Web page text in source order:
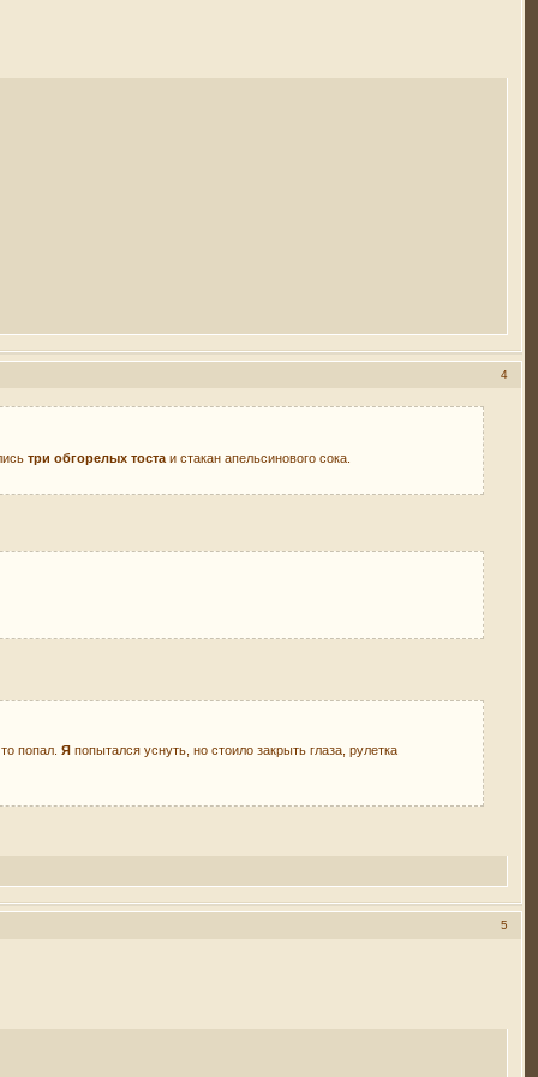
4
три обгорелых тоста и стакан апельсинового сока.
попал.Япопытался уснуть, но стоило закрыть глаза, рулетка
5